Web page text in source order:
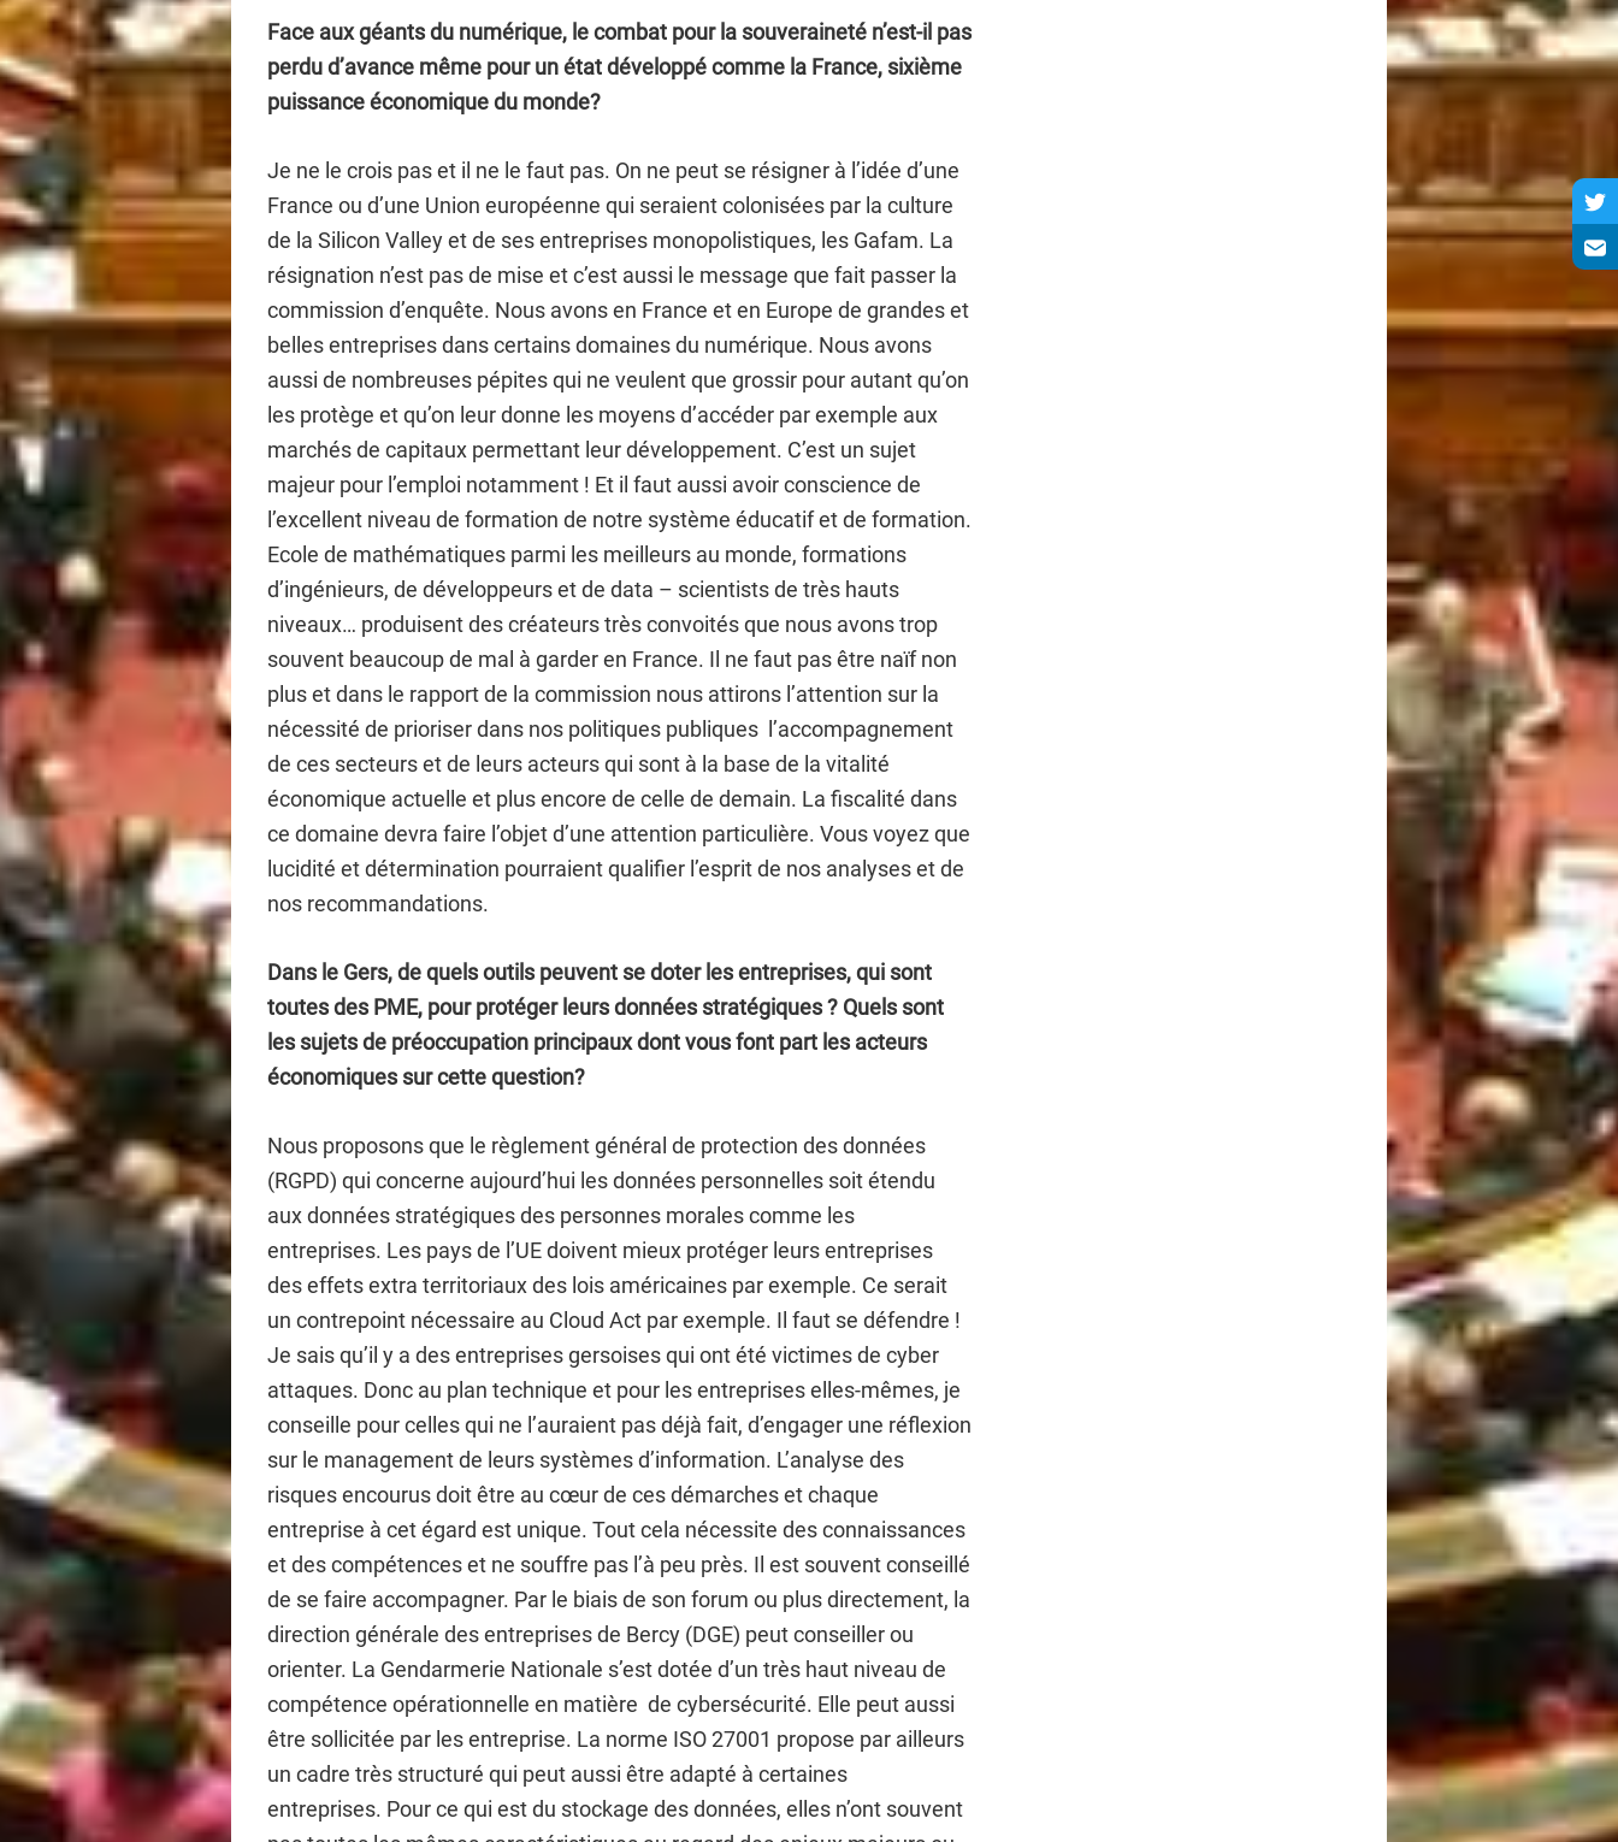
Face aux géants du numérique, le combat pour la souveraineté n’est-il pas
perdu d’avance même pour un état développé comme la France, sixième
puissance économique du monde?
Je ne le crois pas et il ne le faut pas. On ne peut se résigner à l’idée d’une
France ou d’une Union européenne qui seraient colonisées par la culture
de la Silicon Valley et de ses entreprises monopolistiques, les Gafam. La
résignation n’est pas de mise et c’est aussi le message que fait passer la
commission d’enquête. Nous avons en France et en Europe de grandes et
belles entreprises dans certains domaines du numérique. Nous avons
aussi de nombreuses pépites qui ne veulent que grossir pour autant qu’on
les protège et qu’on leur donne les moyens d’accéder par exemple aux
marchés de capitaux permettant leur développement. C’est un sujet
majeur pour l’emploi notamment ! Et il faut aussi avoir conscience de
l’excellent niveau de formation de notre système éducatif et de formation.
Ecole de mathématiques parmi les meilleurs au monde, formations
d’ingénieurs, de développeurs et de data – scientists de très hauts
niveaux… produisent des créateurs très convoités que nous avons trop
souvent beaucoup de mal à garder en France. Il ne faut pas être naïf non
plus et dans le rapport de la commission nous attirons l’attention sur la
nécessité de prioriser dans nos politiques publiques l’accompagnement
de ces secteurs et de leurs acteurs qui sont à la base de la vitalité
économique actuelle et plus encore de celle de demain. La fiscalité dans
ce domaine devra faire l’objet d’une attention particulière. Vous voyez que
lucidité et détermination pourraient qualifier l’esprit de nos analyses et de
nos recommandations.
Dans le Gers, de quels outils peuvent se doter les entreprises, qui sont
toutes des PME, pour protéger leurs données stratégiques ? Quels sont
les sujets de préoccupation principaux dont vous font part les acteurs
économiques sur cette question?
Nous proposons que le règlement général de protection des données
(RGPD) qui concerne aujourd’hui les données personnelles soit étendu
aux données stratégiques des personnes morales comme les
entreprises. Les pays de l’UE doivent mieux protéger leurs entreprises
des effets extra territoriaux des lois américaines par exemple. Ce serait
un contrepoint nécessaire au Cloud Act par exemple. Il faut se défendre !
Je sais qu’il y a des entreprises gersoises qui ont été victimes de cyber
attaques. Donc au plan technique et pour les entreprises elles-mêmes, je
conseille pour celles qui ne l’auraient pas déjà fait, d’engager une réflexion
sur le management de leurs systèmes d’information. L’analyse des
risques encourus doit être au cœur de ces démarches et chaque
entreprise à cet égard est unique. Tout cela nécessite des connaissances
et des compétences et ne souffre pas l’à peu près. Il est souvent conseillé
de se faire accompagner. Par le biais de son forum ou plus directement, la
direction générale des entreprises de Bercy (DGE) peut conseiller ou
orienter. La Gendarmerie Nationale s’est dotée d’un très haut niveau de
compétence opérationnelle en matière de cybersécurité. Elle peut aussi
être sollicitée par les entreprise. La norme ISO 27001 propose par ailleurs
un cadre très structuré qui peut aussi être adapté à certaines
entreprises. Pour ce qui est du stockage des données, elles n’ont souvent